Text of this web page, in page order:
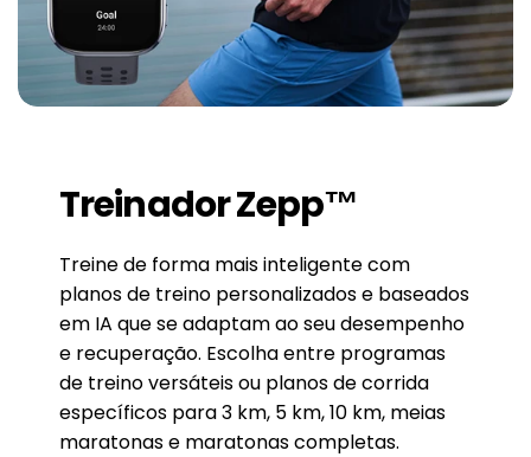
Treinador Zepp™
Treine de forma mais inteligente com
planos de treino personalizados e baseados
em IA que se adaptam ao seu desempenho
e recuperação. Escolha entre programas
de treino versáteis ou planos de corrida
específicos para 3 km, 5 km, 10 km, meias
maratonas e maratonas completas.